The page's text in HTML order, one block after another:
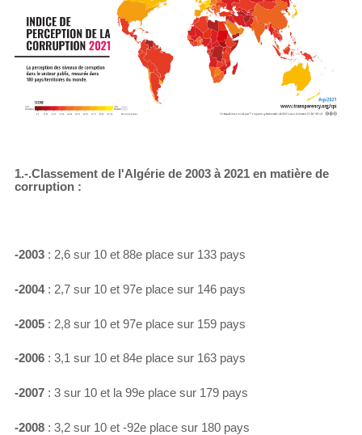
1.-.Classement de l'Algérie de 2003 à 2021 en matière de
corruption :
-2003: 2,6 sur 10 et 88e place sur 133 pays
-2004: 2,7 sur 10 et 97e place sur 146 pays
-2005 : 2,8 sur 10 et 97e place sur 159 pays
-2006: 3,1 sur 10 et 84e place sur 163 pays
-2007: 3 sur 10 et la 99e place sur 179 pays
-2008: 3,2 sur 10 et -92e place sur 180 pays